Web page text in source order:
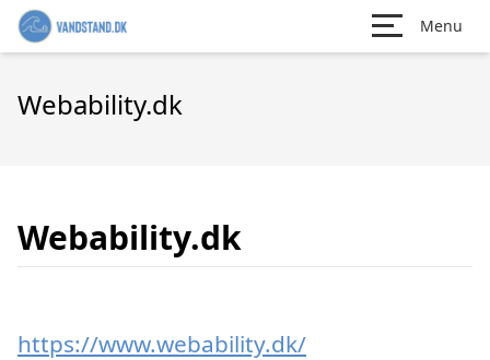
Menu
Webability.dk
Webability.dk
https://www.webability.dk/